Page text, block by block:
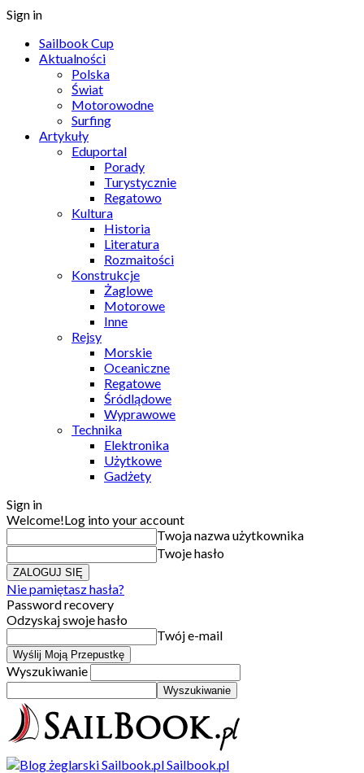
Sign in
Sailbook Cup
Aktualności
Polska
Świat
Motorowodne
Surfing
Artykuły
Eduportal
Porady
Turystycznie
Regatowo
Kultura
Historia
Literatura
Rozmaitości
Konstrukcje
Żaglowe
Motorowe
Inne
Rejsy
Morskie
Oceaniczne
Regatowe
Śródlądowe
Wyprawowe
Technika
Elektronika
Użytkowe
Gadżety
Sign in
Welcome!Log into your account
Twoja nazwa użytkownika
Twoje hasło
Nie pamiętasz hasła?
Password recovery
Odzyskaj swoje hasło
Twój e-mail
Wyszukiwanie
Sailbook.pl